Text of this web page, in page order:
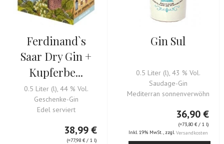
Ferdinand`s
Saar Dry Gin +
Kupferbe...
0.5 Liter (l), 44 % Vol.
Geschenke-Gin
Edel serviert
38,99 €
(=77,98 € / 1 l)
Gin Sul
0.5 Liter (l), 43 % Vol.
Saudage-Gin
Mediterran sonnenverwöhnt
36,90 €
(=73,80 €/ 1 l)
Inkl. 19% MwSt., zzgl.Versandkosten